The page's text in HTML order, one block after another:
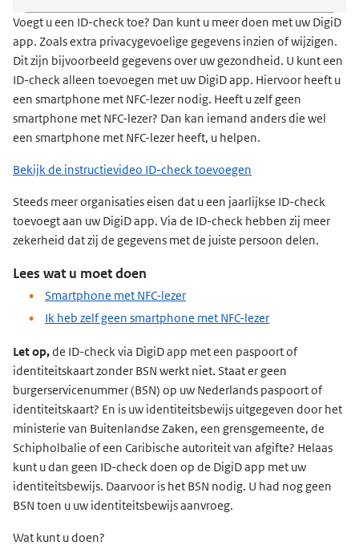
Voegt u een ID-check toe? Dan kunt u meer doen met uw DigiD
app. Zoals extra privacygevoelige gegevens inzien of wijzigen.
Dit zijn bijvoorbeeld gegevens over uw gezondheid. U kunt een
ID-check alleen toevoegen met uw DigiD app. Hiervoor heeft u
een smartphone met NFC-lezer nodig. Heeft u zelf geen
smartphone met NFC-lezer? Dan kan iemand anders die wel
een smartphone met NFC-lezer heeft, u helpen.
Bekijk de instructievideo ID-check toevoegen
Steeds meer organisaties eisen dat u een jaarlijkse ID-check
toevoegt aan uw DigiD app. Via de ID-check hebben zij meer
zekerheid dat zij de gegevens met de juiste persoon delen.
Lees wat u moet doen
Smartphone met NFC-lezer
Ik heb zelf geen smartphone met NFC-lezer
Let op,de ID-check via DigiD app met een paspoort of
identiteitskaart zonder BSN werkt niet. Staat er geen
burgerservicenummer (BSN) op uw Nederlands paspoort of
identiteitskaart? En is uw identiteitsbewijs uitgegeven door het
ministerie van Buitenlandse Zaken, een grensgemeente, de
Schipholbalie of een Caribische autoriteit van afgifte? Helaas
kunt u dan geen ID-check doen op de DigiD app met uw
identiteitsbewijs. Daarvoor is het BSN nodig. U had nog geen
BSN toen u uw identiteitsbewijs aanvroeg.
Wat kunt u doen?